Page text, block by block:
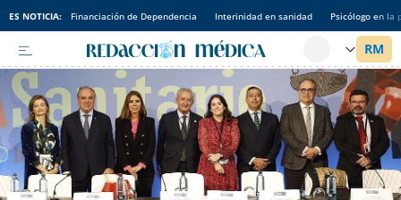
ES NOTICIA: Financiación de Dependencia Interinidad en sanidad Psicólogo en la